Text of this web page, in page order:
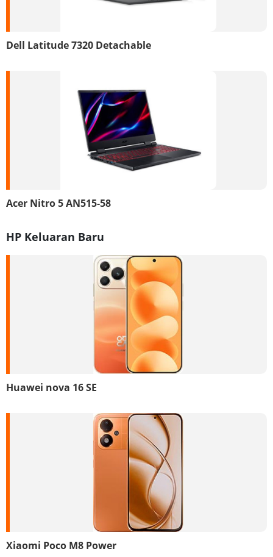
Dell Latitude 7320 Detachable
Acer Nitro 5 AN515-58
HP Keluaran Baru
Huawei nova 16 SE
Xiaomi Poco M8 Power